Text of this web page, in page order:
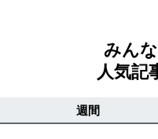
みん
人気記
週間